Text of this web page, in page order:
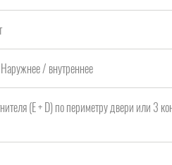
/ внутреннее
(Е + D) по периметру двери или 3